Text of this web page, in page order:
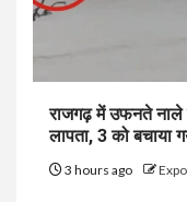
राजगढ़ में उफनते नाले
लापता, 3 को बचाया
3 hours ago